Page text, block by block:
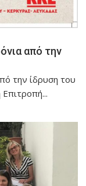
από την
την ίδρυση του